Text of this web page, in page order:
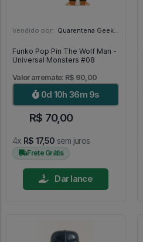
Vendido por: Quarentena Geek Store - SP
Funko Pop Pin The Wolf Man -
Universal Monsters #08
Valor arremate: R$ 90,00
0d 10h 36m 7s
R$ 70,00
4x R$ 17,50 sem juros
Frete Grátis
Dar lance